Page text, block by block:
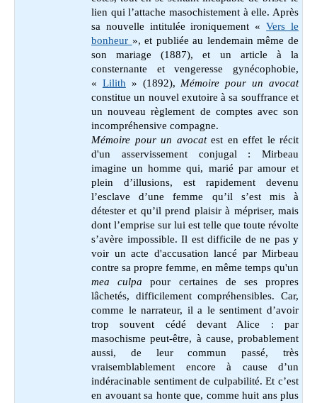
lien qui l’attache masochistement à elle. Après
sa nouvelle intitulée ironiquement «Vers le
bonheur », et publiée au lendemain même de
son mariage (1887), et un article à la
consternante et vengeresse gynécophobie,
« Lilith» (1892),Mémoire pour un avocat
constitue un nouvel exutoire à sa souffrance et
un nouveau règlement de comptes avec son
incompréhensive compagne.
Mémoire pour un avocat est en effet le récit
d'un asservissement conjugal : Mirbeau
imagine un homme qui, marié par amour et
plein d’illusions, est rapidement devenu
l’esclave d’une femme qu’il s’est mis à
détester et qu’il prend plaisir à mépriser, mais
dont l’emprise sur lui est telle que toute révolte
s’avère impossible. Il est difficile de ne pas y
voir un acte d'accusation lancé par Mirbeau
contre sa propre femme, en même temps qu'un
mea culpa pour certaines de ses propres
lâchetés, difficilement compréhensibles. Car,
comme le narrateur, il a le sentiment d’avoir
trop souvent cédé devant Alice : par
masochisme peut-être, à cause, probablement
aussi, de leur commun passé, très
vraisemblablement encore à cause d’un
indéracinable sentiment de culpabilité. Et c’est
en avouant sa honte que, comme huit ans plus